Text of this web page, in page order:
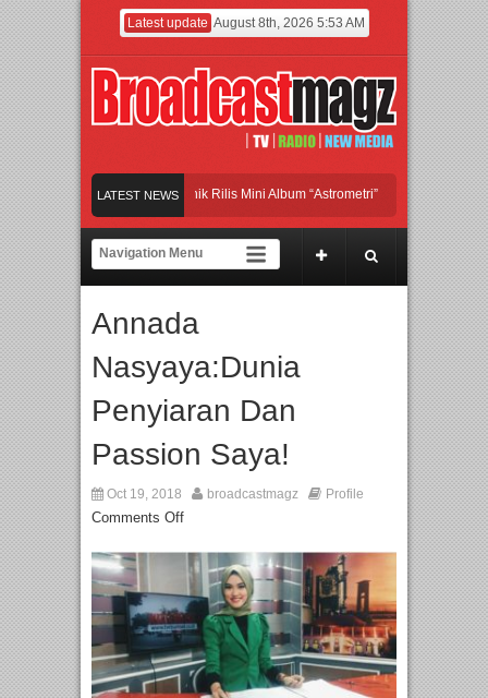
Latest update August 8th, 2026 5:53 AM
LATEST NEWS
Britpop Asal Bogor Piknik Rilis Mini Album “Astrometri” Meramaikan
Gerbang Inovasi dan Peluang Bisnis Industri Gifts dan Housewares Asia
Annada
Nasyaya:Dunia
Penyiaran Dan
Passion Saya!
Oct 19, 2018 broadcastmagz Profile
Comments Off